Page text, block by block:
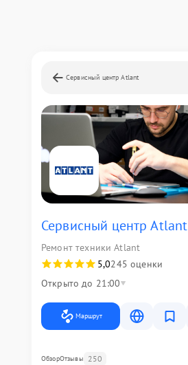
Сервисный центр Atlant
Сервисный центр Atlant
Ремонт техники Atlant
5,0245 оценки
Открыто до 21:00
Маршрут
ОбзорОтзывы 250